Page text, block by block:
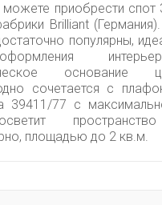
приобрести спот
Brilliant
популярны,
основание
сочетается с
39411/77 с
площадью до 2 кв.м.